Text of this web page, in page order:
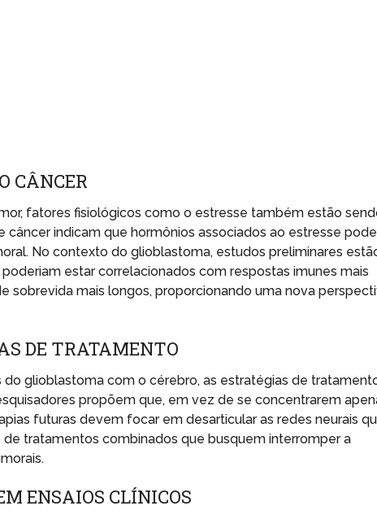
CÂNCER
fatores fisiológicos como o estresse também estão
câncer indicam que hormônios associados ao estresse
No contexto do glioblastoma, estudos preliminares
estar correlacionados com respostas imunes mais
sobrevida mais longos, proporcionando uma nova
DE TRATAMENTO
glioblastoma com o cérebro, as estratégias de
propõem que, em vez de se concentrarem
futuras devem focar em desarticular as redes neurais
tratamentos combinados que busquem interromper a
ENSAIOS CLÍNICOS